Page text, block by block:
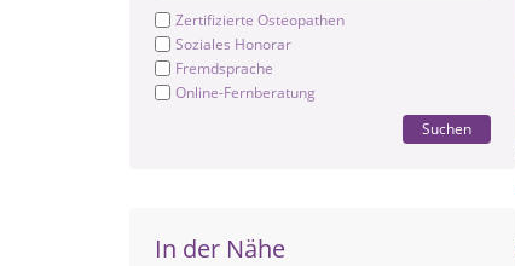
Zertifizierte Osteopathen
Soziales Honorar
Fremdsprache
Online-Fernberatung
Suchen
In der Nähe